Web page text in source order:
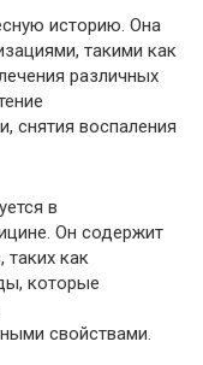
историю. Она
такими как
различных
снятия воспаления
в
Он содержит
таких как
которые
свойствами.